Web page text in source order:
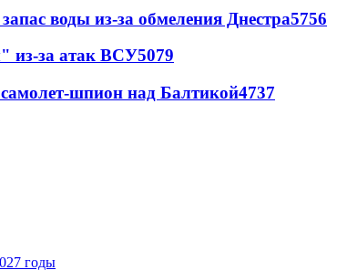
воды из-за обмеления Днестра5756
из-за атак ВСУ5079
шпион над Балтикой4737